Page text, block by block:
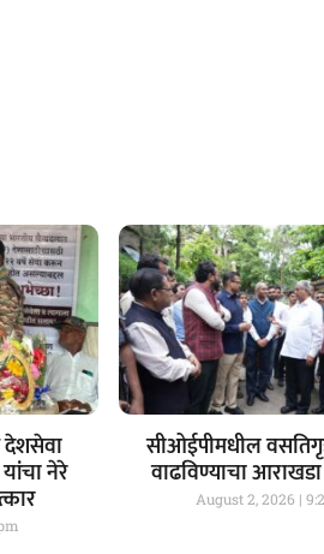
देशसेवा
नेरे
सीओईपीमधील
वाढविण्याचा
August 2, 2026